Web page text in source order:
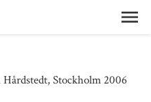
Stockholm 2006